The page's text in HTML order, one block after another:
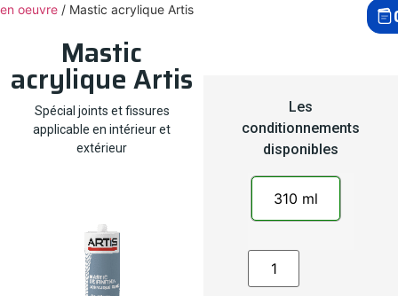
en oeuvre / Mastic acrylique Artis
Mastic
acrylique Artis
Spécial joints et fissures
applicable en intérieur et
extérieur
Les
conditionnements
disponibles
310 ml